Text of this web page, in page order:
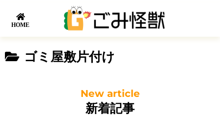
HOME
ゴミ屋敷片付け
新着記事